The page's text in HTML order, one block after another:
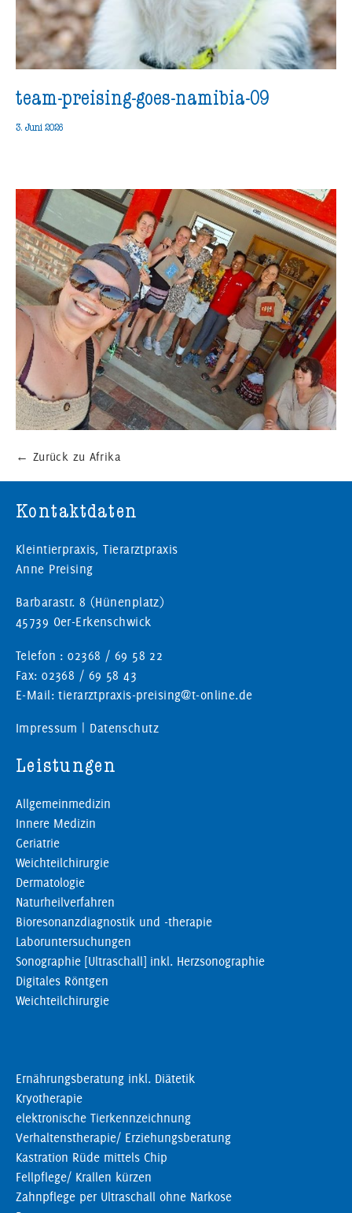
team-preising-goes-namibia-09
3. Juni 2026
← Zurück zu Afrika
Kontaktdaten
Kleintierpraxis, Tierarztpraxis
Anne Preising
Barbarastr. 8 (Hünenplatz)
45739 Oer-Erkenschwick
Telefon : 02368 / 69 58 22
Fax: 02368 / 69 58 43
E-Mail: tierarztpraxis-preising@t-online.de
Impressum | Datenschutz
Leistungen
Allgemeinmedizin
Innere Medizin
Geriatrie
Weichteilchirurgie
Dermatologie
Naturheilverfahren
Bioresonanzdiagnostik und -therapie
Laboruntersuchungen
Sonographie [Ultraschall] inkl. Herzsonographie
Digitales Röntgen
Weichteilchirurgie
Ernährungsberatung inkl. Diätetik
Kryotherapie
elektronische Tierkennzeichnung
Verhaltenstherapie/ Erziehungsberatung
Kastration Rüde mittels Chip
Fellpflege/ Krallen kürzen
Zahnpflege per Ultraschall ohne Narkose